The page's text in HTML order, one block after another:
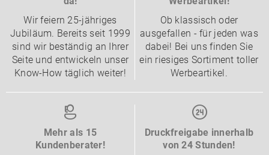
Wir feiern 25-jähriges
Jubiläum. Bereits seit 1999
sind wir beständig an Ihrer
Seite und entwickeln unser
Know-How täglich weiter!
Ob klassisch oder
ausgefallen - für jeden was
dabei! Bei uns finden Sie
ein riesiges Sortiment toller
Werbeartikel.
Mehr als 15
Kundenberater!
Druckfreigabe innerhalb
von 24 Stunden!